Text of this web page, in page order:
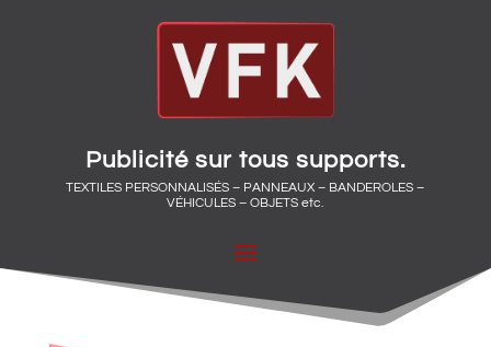
Publicité sur tous supports.
TEXTILES PERSONNALISÉS – PANNEAUX – BANDEROLES –
VÉHICULES – OBJETS etc.